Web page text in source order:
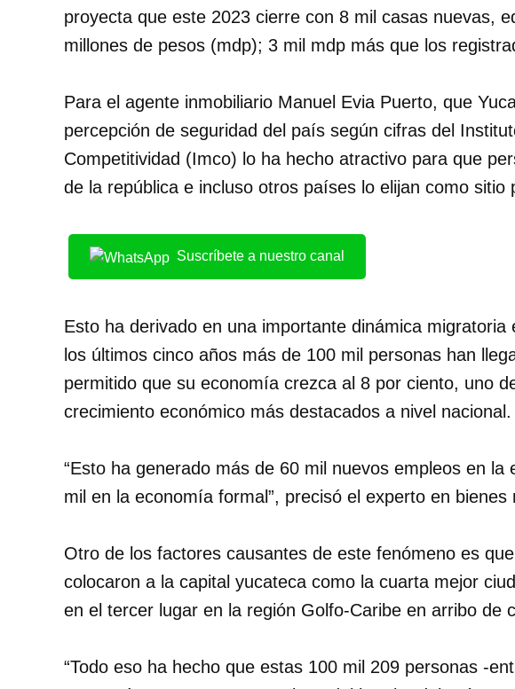
proyecta que este 2023 cierre con 8 mil casas nuevas,
millones de pesos (mdp); 3 mil mdp más que los
Para el agente inmobiliario Manuel Evia Puerto, que
percepción de seguridad del país según cifras del
Competitividad (Imco) lo ha hecho atractivo para que
de la república e incluso otros países lo elijan como sitio
Suscríbete a nuestro canal
Esto ha derivado en una importante dinámica migratoria
los últimos cinco años más de 100 mil personas han
permitido que su economía crezca al 8 por ciento, uno
crecimiento económico más destacados a nivel nacional.
“Esto ha generado más de 60 mil nuevos empleos en la
mil en la economía formal”, precisó el experto en bienes
Otro de los factores causantes de este fenómeno es
colocaron a la capital yucateca como la cuarta mejor
en el tercer lugar en la región Golfo-Caribe en arribo de
“Todo eso ha hecho que estas 100 mil 209 personas -